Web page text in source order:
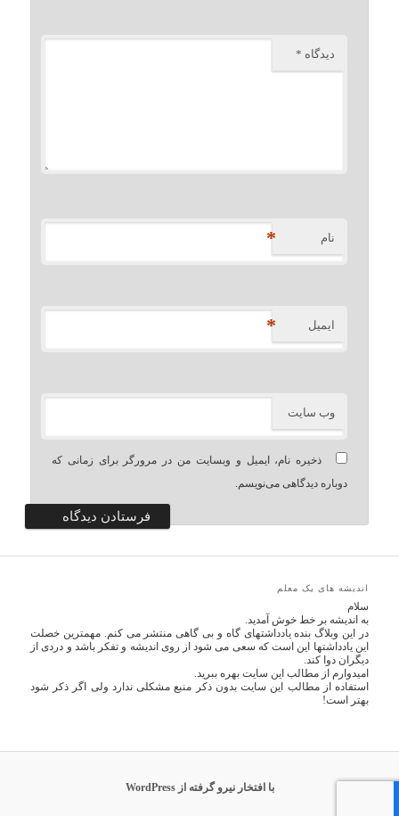
دیدگاه *
نام *
ایمیل *
وب‌ سایت
ذخیره نام، ایمیل و وبسایت من در مرورگر برای زمانی که
دوباره دیدگاهی می‌نویسم.
اندیشه های یک معلم
سلام
به اندیشه بر خط خوش آمدید.
در این وبلاگ بنده یادداشتهای گاه و بی گاهی منتشر می کنم. مهمترین خصلت
این یادداشتها این است که سعی می شود از روی اندیشه و تفکر باشد و دردی از
دیگران دوا کند.
امیدوارم از مطالب این سایت بهره ببرید.
استفاده از مطالب این سایت بدون ذکر منبع مشکلی ندارد ولی اگر ذکر شود
بهتر است!
با افتخار نیرو گرفته از WordPress